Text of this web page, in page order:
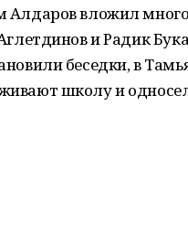
Алдаров вложил
и Радик
беседки, в
школу и